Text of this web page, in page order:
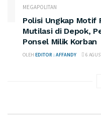
MEGAPOLITAN
Polisi Ungkap Motif
Mutilasi di Depok,
Ponsel Milik Korban
OLEH EDITOR : AFFANDY 6